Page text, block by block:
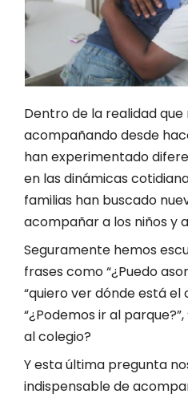
Dentro de la realidad que
acompañando desde
han experimentado
en las dinámicas
familias han buscado
acompañar a los niños y
Seguramente hemos
frases como “¿Puedo
“quiero ver dónde está el
“¿Podemos ir al
al colegio?
Y esta última pregunta
indispensable de